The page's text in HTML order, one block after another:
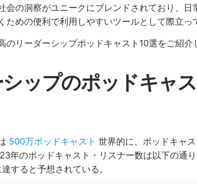
会の洞察がユニークにブレンドされており、日
ための便利で利用しやすいツールとして際立っ
のリーダーシップポッドキャスト10選をご紹介
シップのポッドキャ
500万ポッドキャスト 世界的に、ポッドキャ
年のポッドキャスト・リスナー数は以下の通り
すると予想されている。